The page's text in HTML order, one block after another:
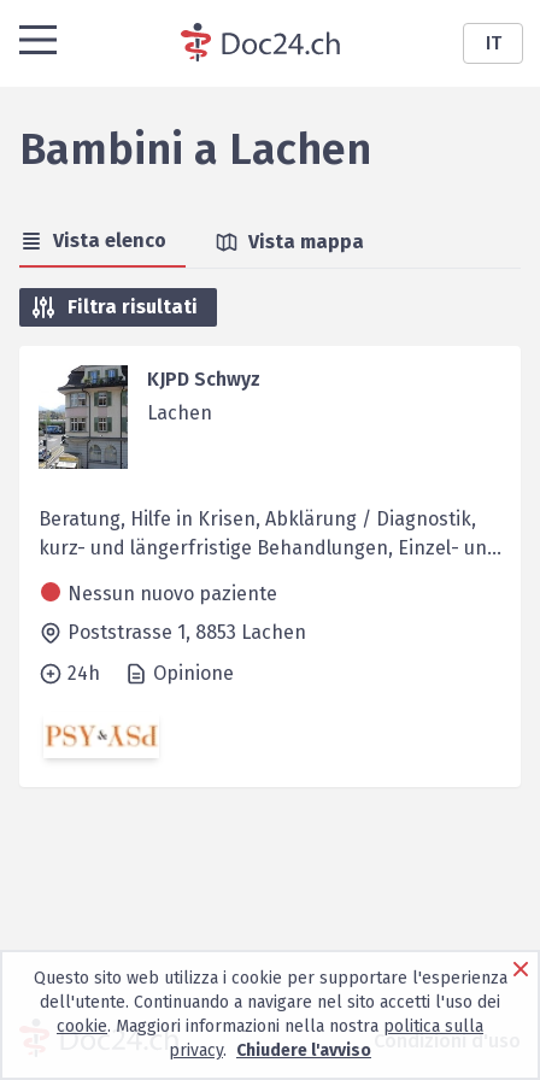
IT
Bambini a Lachen
Vista elenco Vista mappa
Filtra risultati
KJPD Schwyz
Lachen
Beratung, Hilfe in Krisen, Abklärung / Diagnostik,
kurz- und längerfristige Behandlungen, Einzel- un...
Nessun nuovo paziente
Poststrasse 1, 8853 Lachen
24h
Opinione
Condizioni d'uso
Questo sito web utilizza i cookie per supportare l'esperienza
dell'utente. Continuando a navigare nel sito accetti l'uso dei
cookie. Maggiori informazioni nella nostra politica sulla
privacy. Chiudere l'avviso